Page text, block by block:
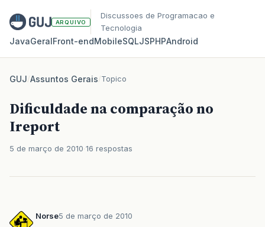
ARQUIVO
Discussoes de Programacao e
Tecnologia
JavaGeralFront‑endMobileSQLJSPHPAndroid
GUJ/Assuntos Gerais/Topico
Dificuldade na comparação no
Ireport
5 de março de 2010 16 respostas
Norse5 de março de 2010